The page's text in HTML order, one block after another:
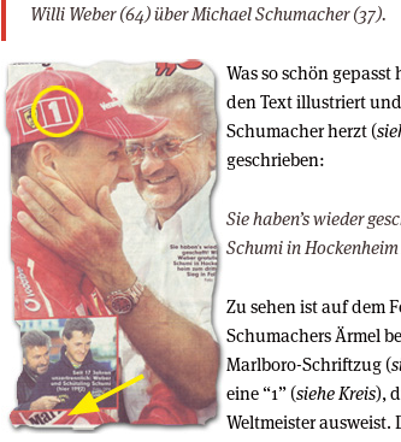
Willi Weber (64) über Michael Schumacher (37).
Was so schön
den Text illustriert
Schumacher herzt (
geschrieben:
Sie haben’s wieder
Schumi in
Zu sehen ist auf dem
Schumachers Ärmel
Marlboro-Schriftzug (
eine “1” (siehe Kreis),
Weltmeister ausweist.